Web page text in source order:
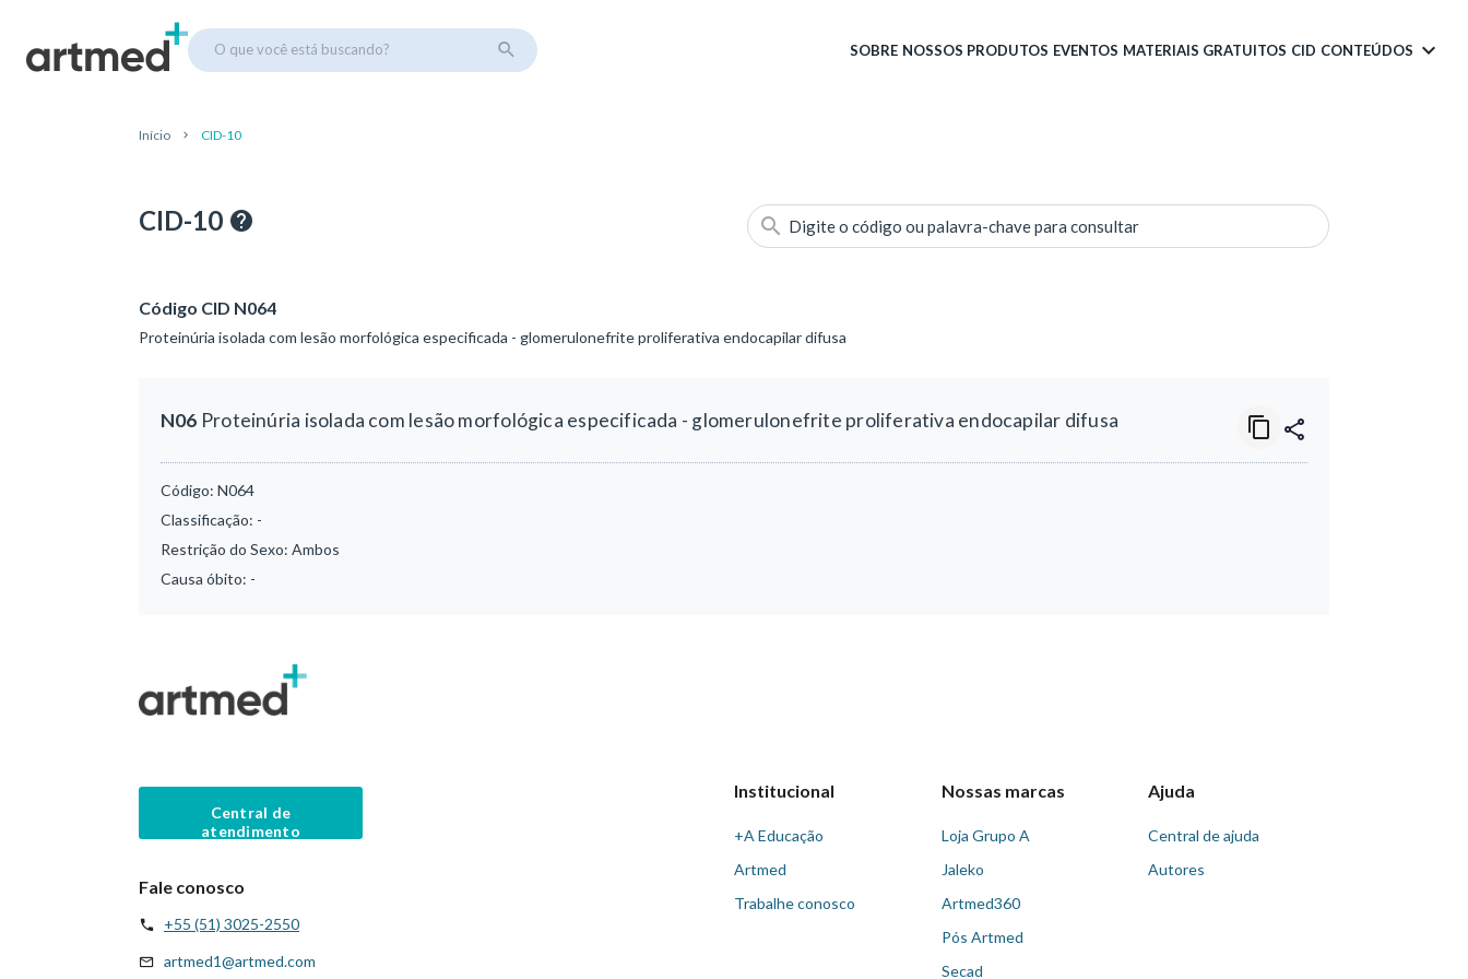
O que você está buscando? SOBRE NOSSOS PRODUTOS EVENTOS MATERIAIS GRATUITOS CID CONTEÚDOS
Início CID-10
CID-10 Digite o código ou palavra-chave para consultar
Código CID N064
Proteinúria isolada com lesão morfológica especificada - glomerulonefrite proliferativa endocapilar difusa
N06 Proteinúria isolada com lesão morfológica especificada - glomerulonefrite proliferativa endocapilar difusa
Código: N064
Classificação: -
Restrição do Sexo: Ambos
Causa óbito: -
Central de
atendimento
Fale conosco
+55 (51) 3025-2550
artmed1@artmed.com
Institucional
+A Educação
Artmed
Trabalhe conosco
Nossas marcas
Loja Grupo A
Jaleko
Artmed360
Pós Artmed
Secad
Ajuda
Central de ajuda
Autores